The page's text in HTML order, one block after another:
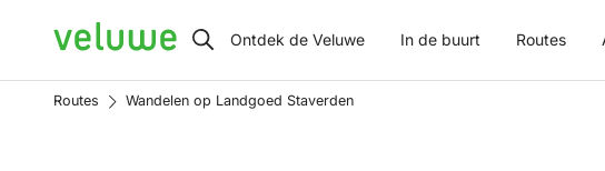
Veluwe Ontdek de Veluwe In de buurt Routes
Routes Wandelen op Landgoed Staverden